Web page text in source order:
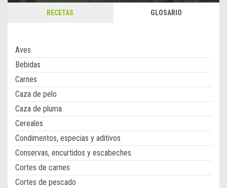
RECETAS GLOSARIO
Aves
Bebidas
Carnes
Caza de pelo
Caza de pluma
Cereales
Condimentos, especias y aditivos
Conservas, encurtidos y escabeches
Cortes de carnes
Cortes de pescado